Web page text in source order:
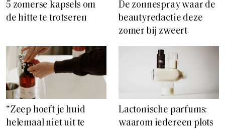
5 zomerse kapsels om
de hitte te trotseren
De zonnespray waar de
beautyredactie deze
zomer bij zweert
“Zeep hoeft je huid
helemaal niet uit te
Lactonische parfums:
waarom iedereen plots